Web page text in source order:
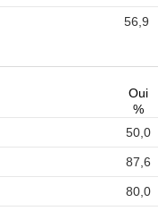
56,9
Oui
%
50,0
87,6
80,0